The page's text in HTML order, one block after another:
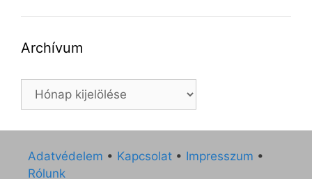
Archívum
Archívum
Adatvédelem • Kapcsolat • Impresszum •
Rólunk